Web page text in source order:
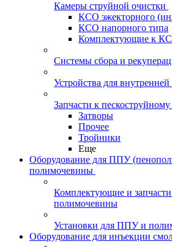
Камеры струйной очистки
КСО эжекторного
КСО напорного типа
Комплектующие к
Системы сбора и
Устройства для
Запчасти к
Затворы
Прочее
Тройники
Еще
Оборудование для ППУ
полимочевины
Комплектующие и
полимочевины
Установки для ППУ и
Оборудование для инъекции